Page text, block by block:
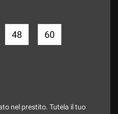
48 60
nel prestito. Tutela il tuo